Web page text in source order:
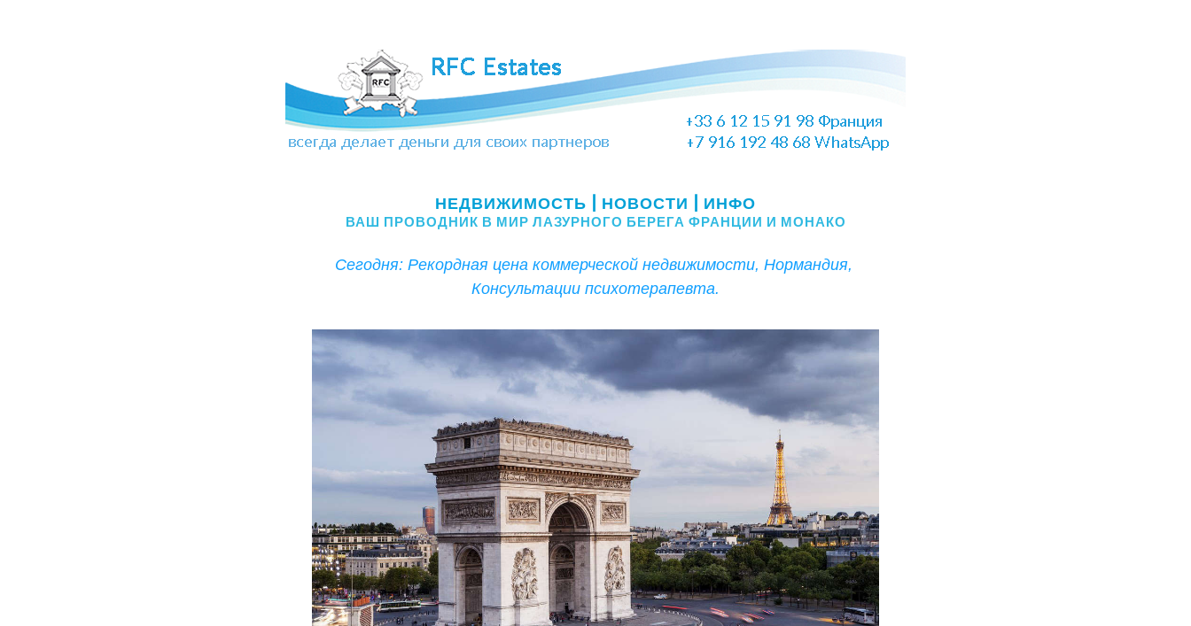
НЕДВИЖИМОСТЬ | НОВОСТИ | ИНФО
ВАШ ПРОВОДНИК В МИР ЛАЗУРНОГО БЕРЕГА ФРАНЦИИ И МОНАКО
Сегодня: Рекордная цена коммерческой недвижимости, Нормандия,
Консультации психотерапевта.